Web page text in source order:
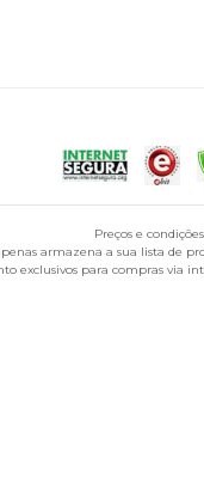
Preços e
armazena a sua lista de
exclusivos para compras via